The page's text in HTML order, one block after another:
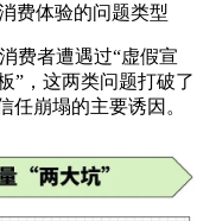
体验的问题类型
费者遭遇过“虚假宣
”，这两类问题打破了
任崩塌的主要诱因。